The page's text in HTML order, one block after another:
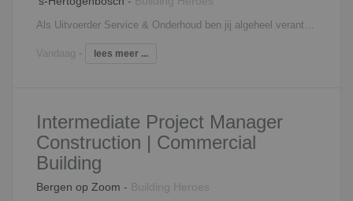
Vandaag - lees meer ...
Intermediate Project Manager
Construction | Commercial
Building
Bergen op Zoom - Building Heroes